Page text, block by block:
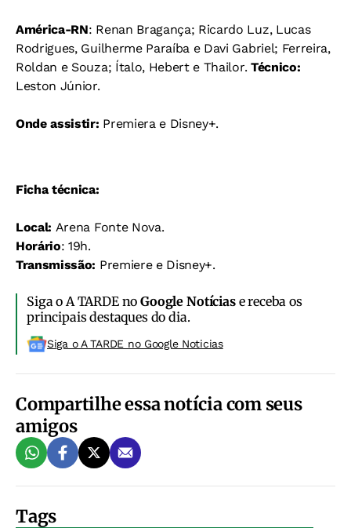
América-RN: Renan Bragança; Ricardo Luz, Lucas
Rodrigues, Guilherme Paraíba e Davi Gabriel; Ferreira,
Roldan e Souza; Ítalo, Hebert e Thailor. Técnico:
Leston Júnior.
Onde assistir: Premiera e Disney+.
Ficha técnica:
Local: Arena Fonte Nova.
Horário: 19h.
Transmissão: Premiere e Disney+.
Siga o A TARDE noGoogle Notíciase receba os
principais destaques do dia.
Siga o A TARDE no Google Noticias
Compartilhe essa notícia com seus
amigos
Tags